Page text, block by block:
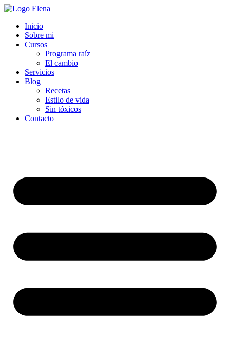
Inicio
Sobre mi
Cursos
Programa raíz
El cambio
Servicios
Blog
Recetas
Estilo de vida
Sin tóxicos
Contacto